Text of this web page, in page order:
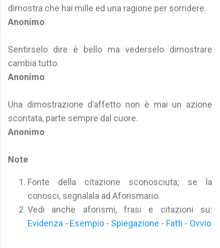
dimostra che hai mille ed una ragione per sorridere.
Anonimo
Sentirselo dire è bello ma vederselo dimostrare
cambia tutto.
Anonimo
Una dimostrazione d’affetto non è mai un azione
scontata, parte sempre dal cuore.
Anonimo
Note
Fonte della citazione sconosciuta; se la
conosci, segnalala ad Aforismario.
Vedi anche aforismi, frasi e citazioni su:
Evidenza - Esempio - Spiegazione - Fatti - Ovvio